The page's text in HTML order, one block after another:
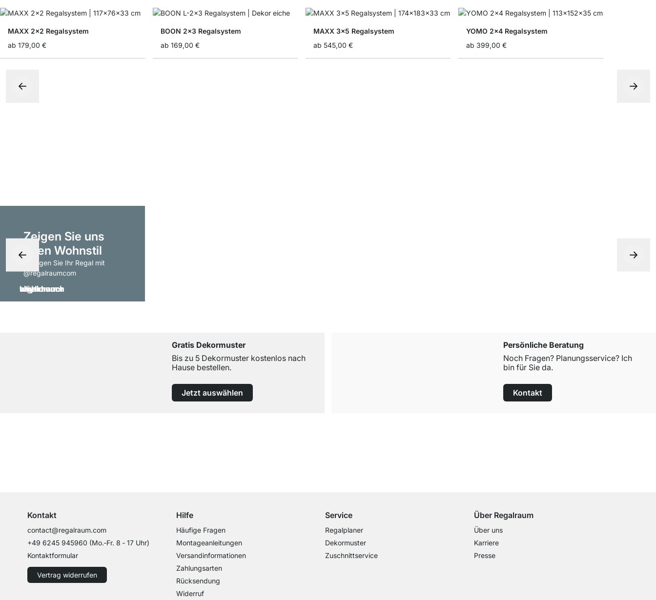
MAXX 2x2 Regalsystem
ab 179,00 €
BOON 2x3 Regalsystem
ab 169,00 €
MAXX 3x5 Regalsystem
ab 545,00 €
YOMO 2x4 Regalsystem
ab 399,00 €
Zeigen Sie uns
Ihren Wohnstil
- taggen Sie Ihr Regal mit
@regalraumcom
Gratis Dekormuster
Bis zu 5 Dekormuster kostenlos nach
Hause bestellen.
Jetzt auswählen
Persönliche Beratung
Noch Fragen? Planungsservice? Ich
bin für Sie da.
Kontakt
Kontakt
contact@regalraum.com
+49 6245 945960 (Mo.‑Fr. 8 ‑ 17 Uhr)
Kontaktformular
Vertrag widerrufen
Hilfe
Häufige Fragen
Montageanleitungen
Versandinformationen
Zahlungsarten
Rücksendung
Widerruf
Service
Regalplaner
Dekormuster
Zuschnittservice
Über Regalraum
Über uns
Karriere
Presse